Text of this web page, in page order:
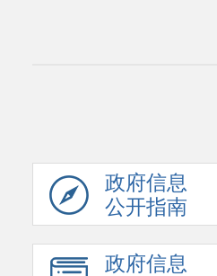
政府信息
公开指南
政府信息